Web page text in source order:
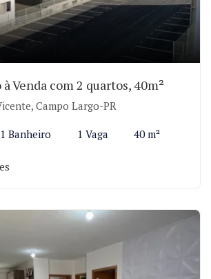
Venda com 2 quartos, 40m²
Campo Largo-PR
1 Banheiro 1 Vaga 40 m²